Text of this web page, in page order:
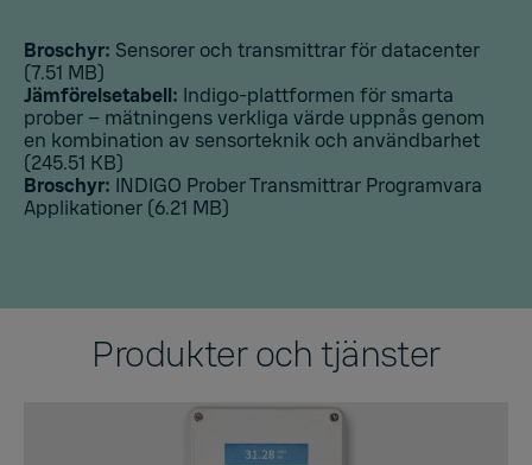
Broschyr: Sensorer och transmittrar för datacenter
(7.51 MB)
Jämförelsetabell: Indigo-plattformen för smarta
prober – mätningens verkliga värde uppnås genom
en kombination av sensorteknik och användbarhet
(245.51 KB)
Broschyr: INDIGO Prober Transmittrar Programvara
Applikationer (6.21 MB)
Produkter och tjänster